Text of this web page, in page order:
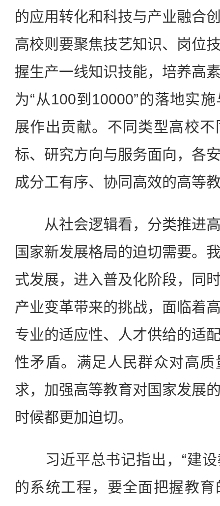
的应用转化和科技与产业融合
高校则要聚焦技艺知识、岗位
握生产一线知识技能，培养高
为“从100到10000”的落地实
展作出贡献。不同类型高校
标、研究方向与服务面向，各
成分工有序、协同高效的高等
从社会逻辑看，分类推进高
国家新发展格局的迫切需要。
式发展，进入普及化阶段，同
产业变革带来的挑战，面临着
专业的适应性、人才供给的适
性矛盾。满足人民群众对高
求，加强高等教育对国家发展
时候都更加迫切。
习近平总书记指出，“建设
的系统工程，要全面把握教